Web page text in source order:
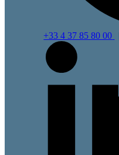
+33 4 37 85 80 00